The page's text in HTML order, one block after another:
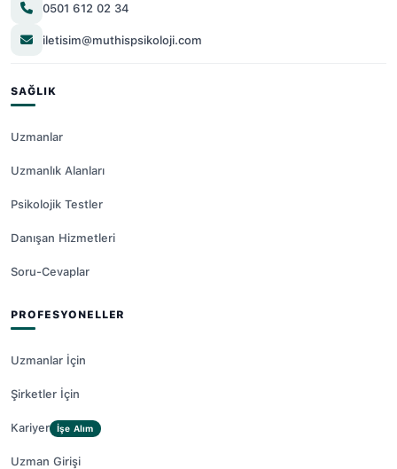
0501 612 02 34
iletisim@muthispsikoloji.com
SAĞLIK
Uzmanlar
Uzmanlık Alanları
Psikolojik Testler
Danışan Hizmetleri
Soru-Cevaplar
PROFESYONELLER
Uzmanlar İçin
Şirketler İçin
Kariyer İşe Alım
Uzman Girişi